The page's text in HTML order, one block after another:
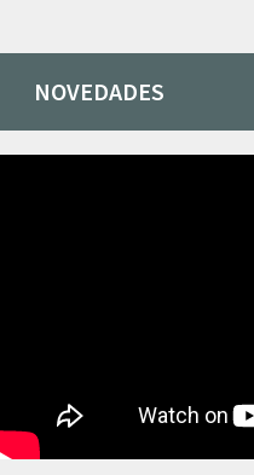
NOVEDADES